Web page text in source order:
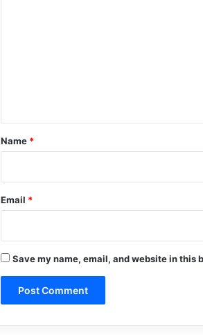
*
Name *
Email *
Save my name, email, and website in this